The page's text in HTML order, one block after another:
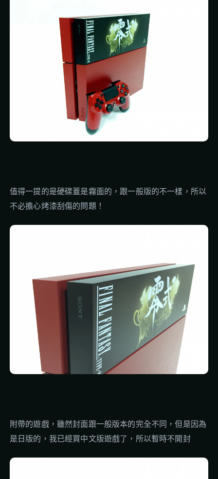
值得一提的是硬碟蓋是霧面的，跟一般版的不一樣，所以
不必擔心烤漆刮傷的問題！
附帶的遊戲，雖然封面跟一般版本的完全不同，但是因為
是日版的，我已經買中文版遊戲了，所以暫時不開封